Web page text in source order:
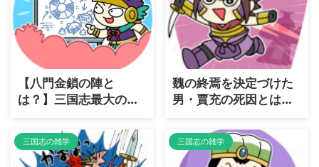
【八門金鎖の陣と
は？】三国志最大の
罠・八門金鎖の陣の恐
怖と攻略方法を徹底解
説
魏の終焉を決定づけた
男・賈充の死因とは？
歴史に残る「皇帝弑
逆」の代償
三国志の雑学 三国志の雑学